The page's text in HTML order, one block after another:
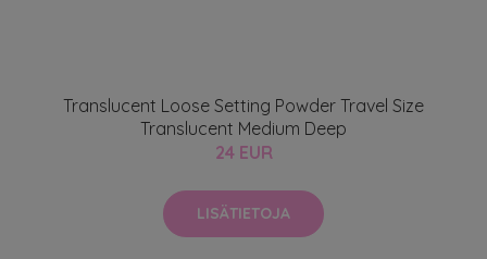
Translucent Loose Setting Powder Travel Size
Translucent Medium Deep
24 EUR
LISÄTIETOJA